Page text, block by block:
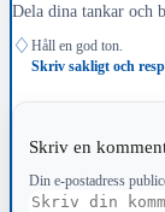
Dela dina tankar och
♢ Håll en god ton.
Skriv sakligt och
Skriv en
Din e-postadress
Kommentar